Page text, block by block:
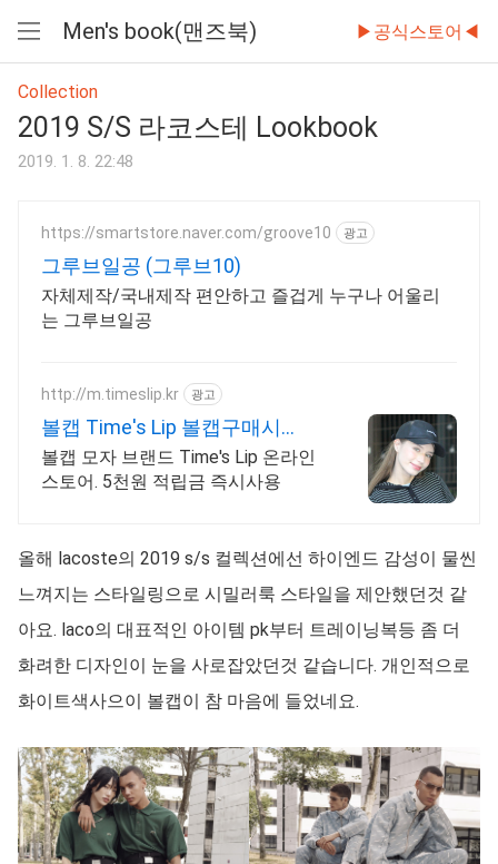
메
뉴
열
기
Men's book(맨즈북) ▶공식스토어◀
Collection
2019 S/S 라코스테 Lookbook
2019. 1. 8. 22:48
https://smartstore.naver.com/groove10 광고
그루브일공 (그루브10)
자체제작/국내제작 편안하고 즐겁게 누구나 어울리
는 그루브일공
http://m.timeslip.kr 광고
볼캡 Time's Lip 볼캡구매시
CAP BAG증정
볼캡 모자 브랜드 Time's Lip 온라인
스토어. 5천원 적립금 즉시사용
올해 lacoste의 2019 s/s 컬렉션에선 하이엔드 감성이 물씬
느껴지는 스타일링으로 시밀러룩 스타일을 제안했던것 같
아요. laco의 대표적인 아이템 pk부터 트레이닝복등 좀 더
화려한 디자인이 눈을 사로잡았던것 같습니다. 개인적으로
화이트색사으이 볼캡이 참 마음에 들었네요.